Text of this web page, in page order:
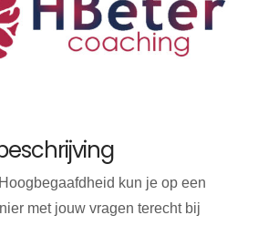
kun je op een
met jouw vragen terecht bij